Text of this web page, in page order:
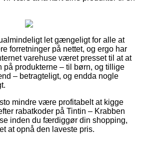
let gængeligt for alle at
forretninger på nettet, og ergo har
varehuse været presset til at at
produkterne – til børn, og tillige
– betragteligt, og endda nogle
mindre være profitabelt at kigge
rabatkoder på Tintin – Krabben
inden du færdiggør din shopping,
at opnå den laveste pris.